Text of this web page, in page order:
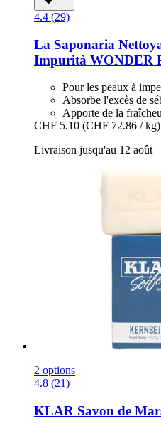
4.4 (29)
La Saponaria
Impurità WONDER
Pour les peaux à
Absorbe l'excès de
Apporte de la
CHF 5.10 (CHF 72.86 / kg)
Livraison jusqu'au 12 août
2 options
4.8 (21)
KLAR Savon de